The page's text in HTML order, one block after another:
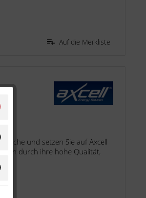
Auf die Merkliste
und setzen Sie auf Axcell
durch ihre hohe Qualität,